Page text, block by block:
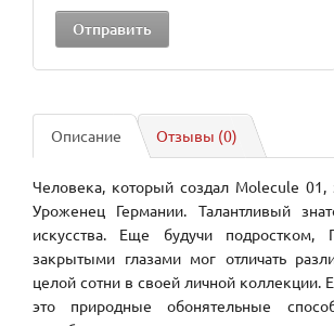
Описание Отзывы (0)
Человека, который создал Molecule 01,
Уроженец Германии. Талантливый
искусства. Еще будучи подростком,
закрытыми глазами мог отличать
целой сотни в своей личной коллекции.
это природные обонятельные